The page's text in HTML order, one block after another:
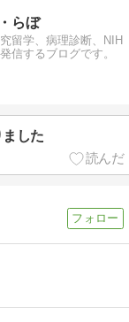
らぼ
留学、病理診断、NIH
信するブログです。
した